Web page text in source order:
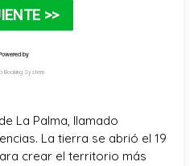
La Palma, llamado
La tierra se abrió el 19
crear el territorio más